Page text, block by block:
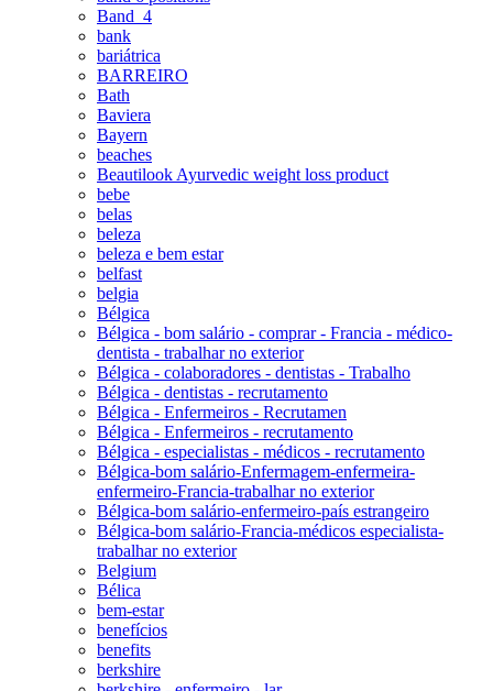
Band_4
bank
bariátrica
BARREIRO
Bath
Baviera
Bayern
beaches
Beautilook Ayurvedic weight loss product
bebe
belas
beleza
beleza e bem estar
belfast
belgia
Bélgica
Bélgica - bom salário - comprar - Francia - médico-
dentista - trabalhar no exterior
Bélgica - colaboradores - dentistas - Trabalho
Bélgica - dentistas - recrutamento
Bélgica - Enfermeiros - Recrutamen
Bélgica - Enfermeiros - recrutamento
Bélgica - especialistas - médicos - recrutamento
Bélgica-bom salário-Enfermagem-enfermeira-
enfermeiro-Francia-trabalhar no exterior
Bélgica-bom salário-enfermeiro-país estrangeiro
Bélgica-bom salário-Francia-médicos especialista-
trabalhar no exterior
Belgium
Bélica
bem-estar
benefícios
benefits
berkshire